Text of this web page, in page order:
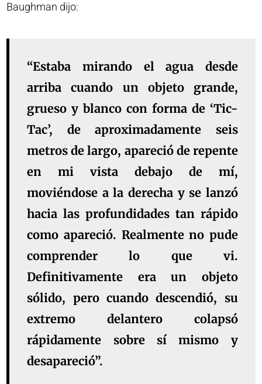
Baughman dijo:
“Estaba mirando el agua desde
arriba cuando un objeto grande,
grueso y blanco con forma de ‘Tic-
Tac’, de aproximadamente seis
metros de largo, apareció de repente
en mi vista debajo de mí,
moviéndose a la derecha y se lanzó
hacia las profundidades tan rápido
como apareció. Realmente no pude
comprender lo que vi.
Definitivamente era un objeto
sólido, pero cuando descendió, su
extremo delantero colapsó
rápidamente sobre sí mismo y
desapareció”.